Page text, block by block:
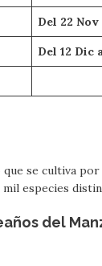
Del 22
Del 12 Dic
se cultiva
especies
del